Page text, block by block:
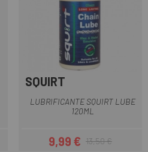
SQUIRT
LUBRIFICANTE SQUIRT LUBE
120ML
Prezzo
9,99 €Prezzo base
13,50 €